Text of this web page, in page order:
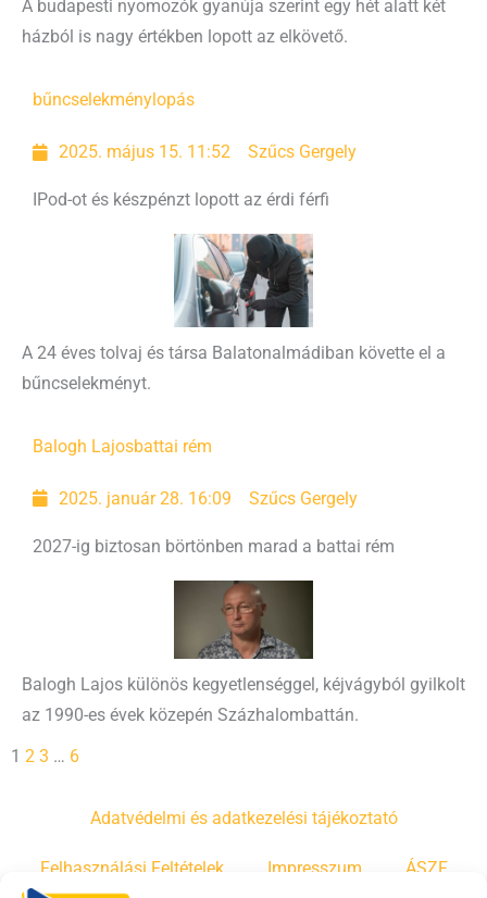
A budapesti nyomozók gyanúja szerint egy hét alatt két
házból is nagy értékben lopott az elkövető.
bűncselekmény lopás
2025. május 15. 11:52 Szűcs Gergely
IPod-ot és készpénzt lopott az érdi férfi
A 24 éves tolvaj és társa Balatonalmádiban követte el a
bűncselekményt.
Balogh Lajosbattai rém
2025. január 28. 16:09 Szűcs Gergely
2027-ig biztosan börtönben marad a battai rém
Balogh Lajos különös kegyetlenséggel, kéjvágyból gyilkolt
az 1990-es évek közepén Százhalombattán.
1 2 3 … 6
Adatvédelmi és adatkezelési tájékoztató
Felhasználási Feltételek Impresszum ÁSZF